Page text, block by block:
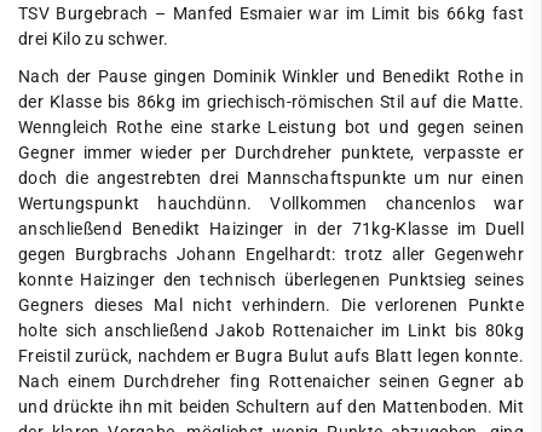
TSV Burgebrach – Manfed Esmaier war im Limit bis 66kg fast
drei Kilo zu schwer.
Nach der Pause gingen Dominik Winkler und Benedikt Rothe in
der Klasse bis 86kg im griechisch-römischen Stil auf die Matte.
Wenngleich Rothe eine starke Leistung bot und gegen seinen
Gegner immer wieder per Durchdreher punktete, verpasste er
doch die angestrebten drei Mannschaftspunkte um nur einen
Wertungspunkt hauchdünn. Vollkommen chancenlos war
anschließend Benedikt Haizinger in der 71kg-Klasse im Duell
gegen Burgbrachs Johann Engelhardt: trotz aller Gegenwehr
konnte Haizinger den technisch überlegenen Punktsieg seines
Gegners dieses Mal nicht verhindern. Die verlorenen Punkte
holte sich anschließend Jakob Rottenaicher im Linkt bis 80kg
Freistil zurück, nachdem er Bugra Bulut aufs Blatt legen konnte.
Nach einem Durchdreher fing Rottenaicher seinen Gegner ab
und drückte ihn mit beiden Schultern auf den Mattenboden. Mit